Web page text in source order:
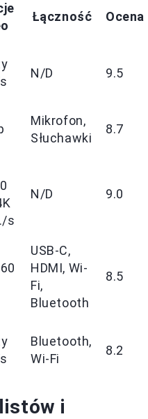
Łączność Ocena
N/D 9.5
Mikrofon,
Słuchawki
8.7
s
N/D 9.0
USB-C,
HDMI, Wi-
Fi,
Bluetooth
8.5
Bluetooth,
Wi-Fi
8.2
i